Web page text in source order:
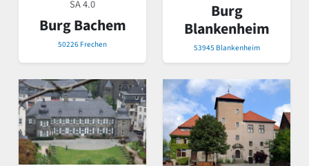
SA 4.0
Burg Bachem
50226 Frechen
Burg
Blankenheim
53945 Blankenheim